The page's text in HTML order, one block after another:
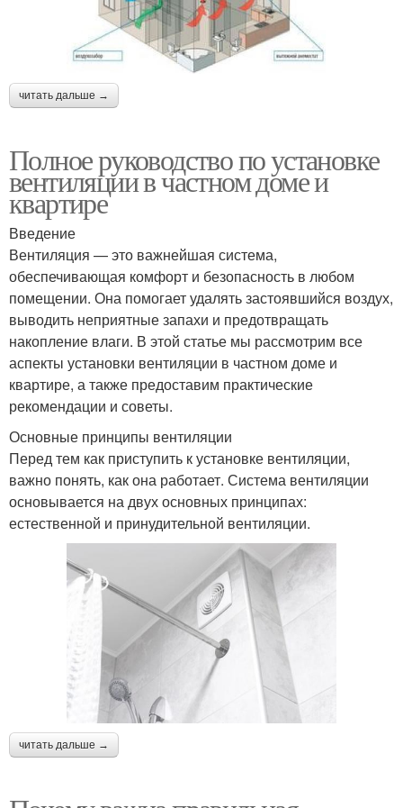
читать дальше →
Полное руководство по установке
вентиляции в частном доме и
квартире
Введение
Вентиляция — это важнейшая система,
обеспечивающая комфорт и безопасность в любом
помещении. Она помогает удалять застоявшийся воздух,
выводить неприятные запахи и предотвращать
накопление влаги. В этой статье мы рассмотрим все
аспекты установки вентиляции в частном доме и
квартире, а также предоставим практические
рекомендации и советы.
Основные принципы вентиляции
Перед тем как приступить к установке вентиляции,
важно понять, как она работает. Система вентиляции
основывается на двух основных принципах:
естественной и принудительной вентиляции.
читать дальше →